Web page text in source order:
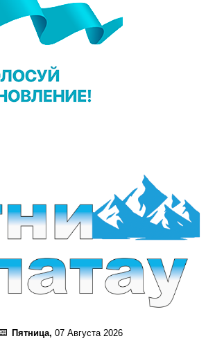
Пятница, 07 Августа 2026